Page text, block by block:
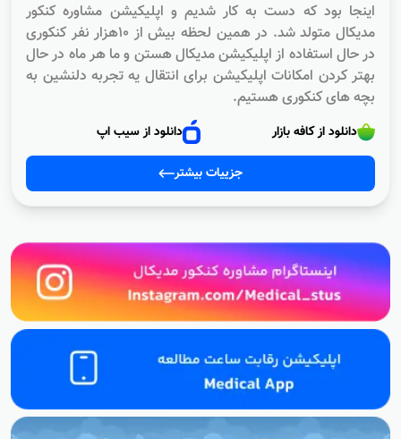
اینجا بود که دست به کار شدیم و اپلیکیشن مشاوره کنکور
مدیکال متولد شد. در همین لحظه بیش از ۱۰هزار نفر کنکوری
در حال استفاده از اپلیکیشن مدیکال هستن و ما هر ماه در حال
بهتر کردن امکانات اپلیکیشن برای انتقال یه تجربه دلنشین به
بچه های کنکوری هستیم.
دانلود از کافه بازار دانلود از سیب اپ
جزییات بیشتر